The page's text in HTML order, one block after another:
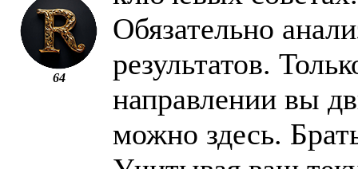
64
Обязательно
результатов.
направлении вы
можно здесь.